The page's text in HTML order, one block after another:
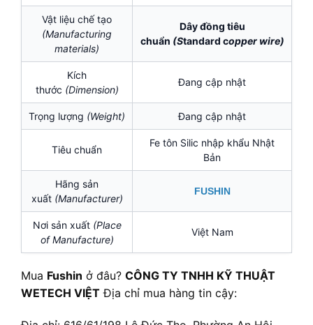
Vật liệu chế tạo
(Manufacturing
materials)
Dây đồng tiêu
chuẩn (Standard copper wire)
Kích
thước (Dimension)
Đang cập nhật
Trọng lượng (Weight) Đang cập nhật
Tiêu chuẩn
Fe tôn Silic nhập khẩu Nhật
Bản
Hãng sản
xuất (Manufacturer)
FUSHIN
Nơi sản xuất (Place
of Manufacture)
Việt Nam
Mua Fushin ở đâu? CÔNG TY TNHH KỸ THUẬT
WETECH VIỆT Địa chỉ mua hàng tin cậy: